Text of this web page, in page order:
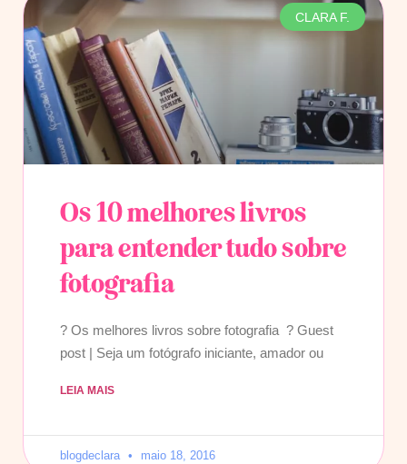
CLARA F.
Os 10 melhores livros
para entender tudo sobre
fotografia
? Os melhores livros sobre fotografia ? Guest
post | Seja um fotógrafo iniciante, amador ou
LEIA MAIS
blogdeclara maio 18, 2016